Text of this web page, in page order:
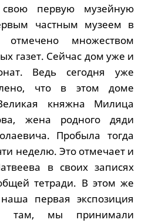
первую музейную
частным музеем в
множеством
газет. Сейчас дом уже и
Ведь сегодня уже
что в этом доме
княжна Милица
жена родного дяди
Пробыла тогда
неделю. Это отмечает и
в своих записях
тетради. В этом же
первая экспозиция
там, мы принимали